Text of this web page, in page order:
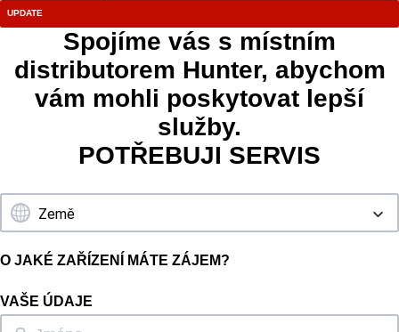
Spojíme vás s místním
distributorem Hunter, abychom
vám mohli poskytovat lepší
služby.
POTŘEBUJI SERVIS
O JAKÉ ZAŘÍZENÍ MÁTE ZÁJEM?
VAŠE ÚDAJE